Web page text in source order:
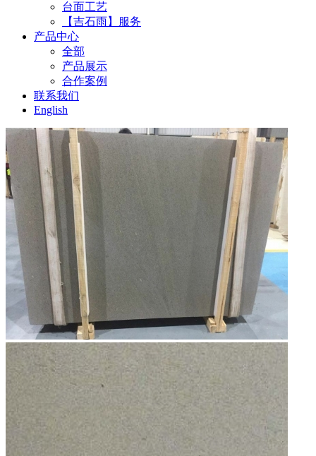
台面工艺
【吉石雨】服务
产品中心
全部
产品展示
合作案例
联系我们
English